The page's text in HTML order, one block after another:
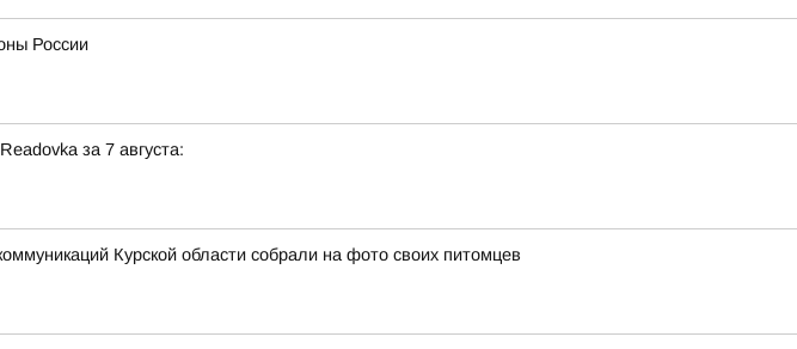
России
за 7 августа:
Курской области собрали на фото своих питомцев